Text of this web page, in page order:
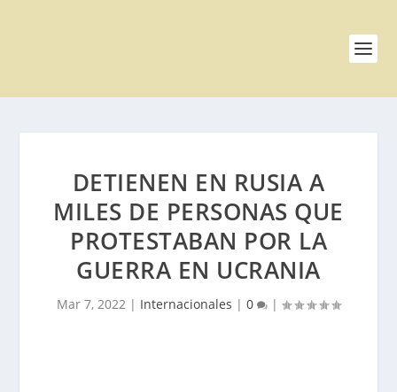
DETIENEN EN RUSIA A
MILES DE PERSONAS QUE
PROTESTABAN POR LA
GUERRA EN UCRANIA
Mar 7, 2022 | Internacionales | 0 |